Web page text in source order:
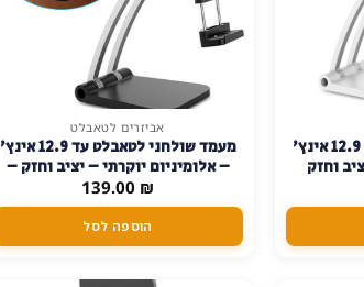
מעמד שולחני לטאבלט עד 12.9 אינץ'
וחזק
אביזרים לטאבלט
מעמד שולחני לטאבלט עד 12.9 אינץ'
– אלומיניום יוקרתי – יציב וחזק –
שחור
139.00 ₪
הוספה לסל